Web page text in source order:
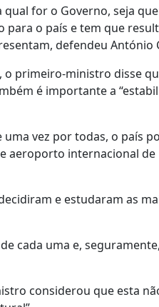
qual for o Governo, seja
para o país e tem que
defendeu António
o primeiro-ministro disse
é importante a
vez por todas, o país
aeroporto internacional de
e estudaram as
cada uma e,
considerou que esta